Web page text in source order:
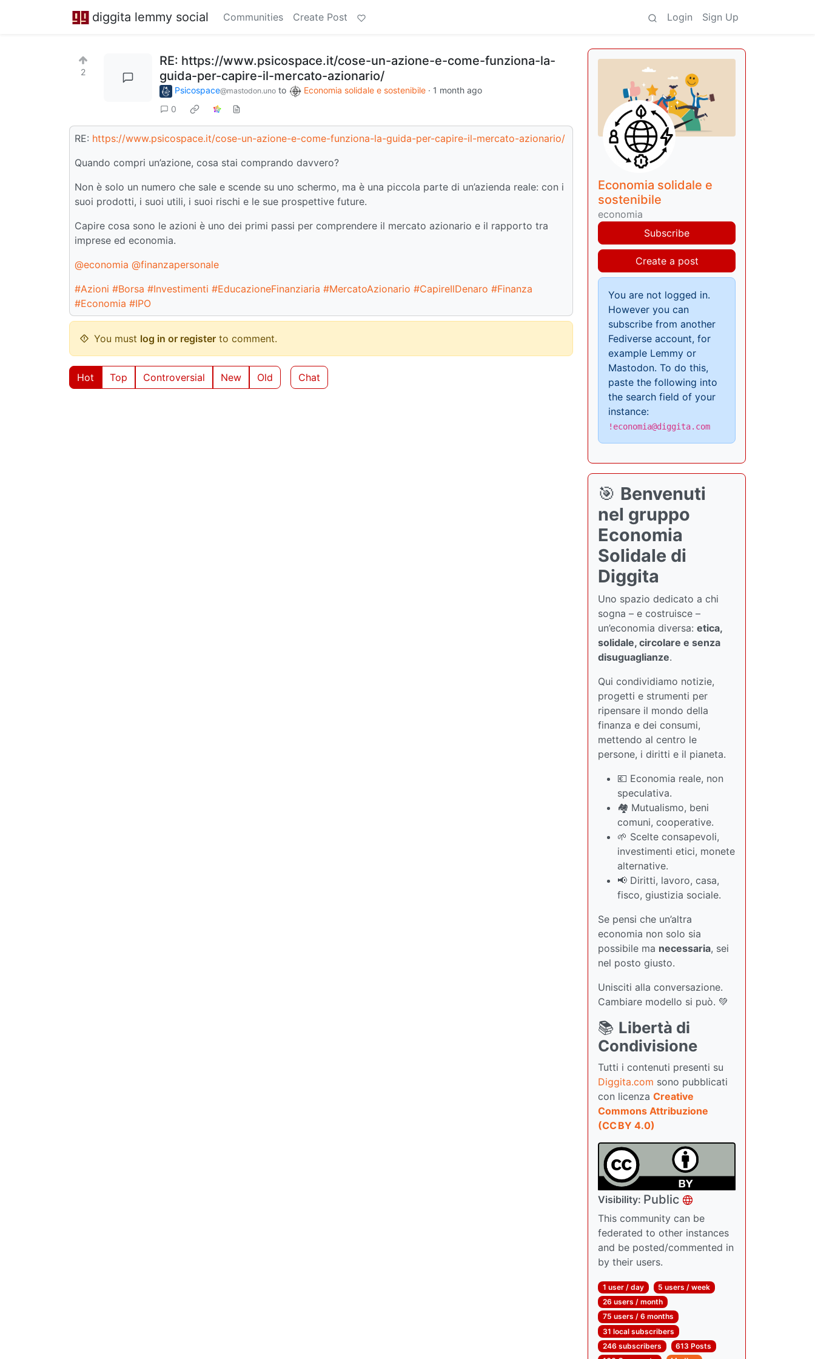
diggita lemmy social Communities Create Post Login Sign Up
2
RE: https://www.psicospace.it/cose-un-azione-e-come-funziona-la-
guida-per-capire-il-mercato-azionario/
Psicospace@mastodon.uno to Economia solidale e sostenibile · 1 month ago
0
RE: https://www.psicospace.it/cose-un-azione-e-come-funziona-la-guida-per-capire-il-mercato-azionario/
Quando compri un’azione, cosa stai comprando davvero?
Non è solo un numero che sale e scende su uno schermo, ma è una piccola parte di un’azienda reale: con i
suoi prodotti, i suoi utili, i suoi rischi e le sue prospettive future.
Capire cosa sono le azioni è uno dei primi passi per comprendere il mercato azionario e il rapporto tra
imprese ed economia.
@economia @finanzapersonale
#Azioni #Borsa #Investimenti #EducazioneFinanziaria #MercatoAzionario #CapireIlDenaro #Finanza
#Economia #IPO
You must log in or register to comment.
Hot Top Controversial New Old Chat
Economia solidale e
sostenibile
economia
Subscribe
Create a post
You are not logged in.
However you can
subscribe from another
Fediverse account, for
example Lemmy or
Mastodon. To do this,
paste the following into
the search field of your
instance:
!economia@diggita.com
🎯 Benvenuti
nel gruppo
Economia
Solidale di
Diggita
Uno spazio dedicato a chi
sogna – e costruisce –
un’economia diversa: etica,
solidale, circolare e senza
disuguaglianze.
Qui condividiamo notizie,
progetti e strumenti per
ripensare il mondo della
finanza e dei consumi,
mettendo al centro le
persone, i diritti e il pianeta.
💶 Economia reale, non
speculativa.
🏘️ Mutualismo, beni
comuni, cooperative.
🌱 Scelte consapevoli,
investimenti etici, monete
alternative.
📢 Diritti, lavoro, casa,
fisco, giustizia sociale.
Se pensi che un’altra
economia non solo sia
possibile ma necessaria, sei
nel posto giusto.
Unisciti alla conversazione.
Cambiare modello si può. 💚
📚 Libertà di
Condivisione
Tutti i contenuti presenti su
Diggita.com sono pubblicati
con licenza Creative
Commons Attribuzione
(CC BY 4.0)
Visibility: Public
This community can be
federated to other instances
and be posted/commented in
by their users.
1 user / day
5 users / week
26 users / month
75 users / 6 months
31 local subscribers
246 subscribers
613 Posts